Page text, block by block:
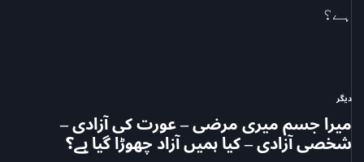
POSTED
IN
دیگر
میرا جسم میری مرضی – عورت کی آزادی –
شخصی آزادی – کیا ہمیں آزاد چھوڑا گیا ہے؟